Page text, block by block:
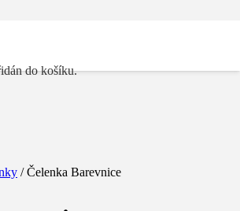
do košíku.
/ Čelenka Barevnice